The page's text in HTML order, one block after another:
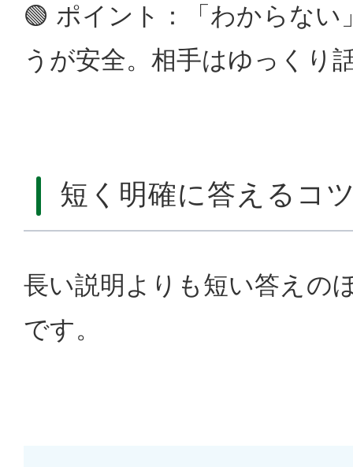
🟢 ポイント：「わからない
うが安全。相手はゆっくり
短く明確に答えるコ
長い説明よりも短い答えの
です。